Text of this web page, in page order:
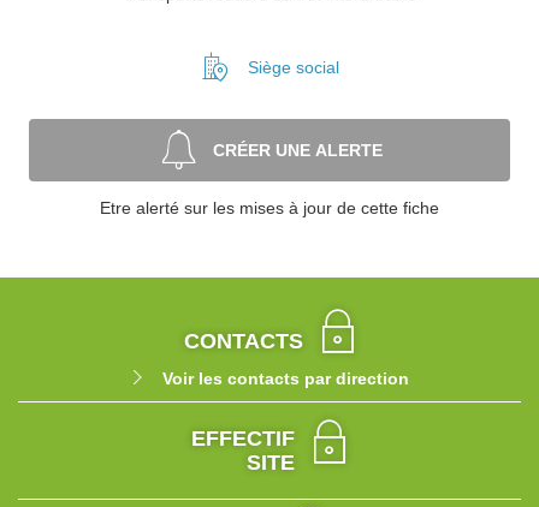
Siège social
CRÉER UNE ALERTE
Etre alerté sur les mises à jour de cette fiche
CONTACTS
Voir les contacts par direction
EFFECTIF
SITE